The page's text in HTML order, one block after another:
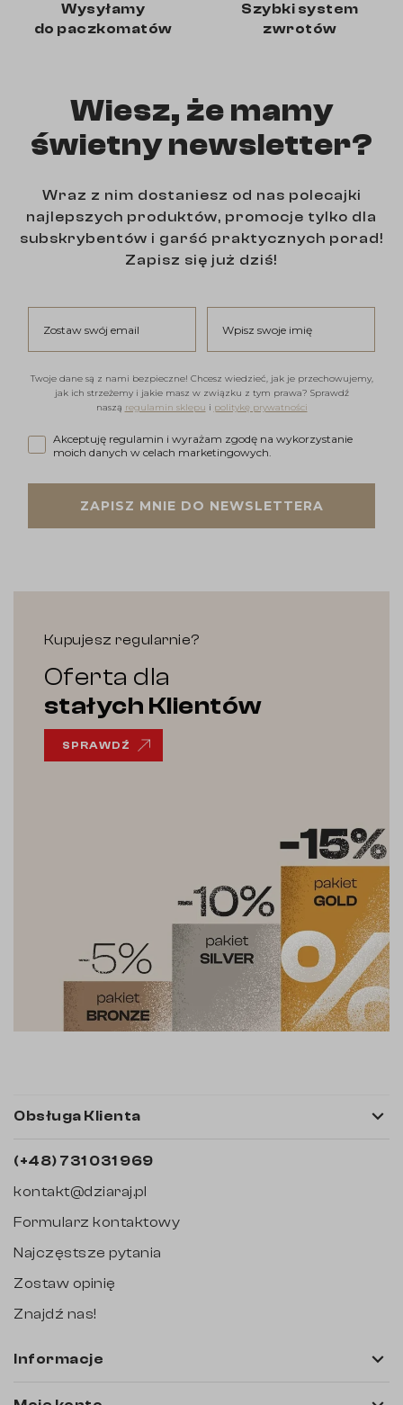
Wysyłamy
do paczkomatów
Szybki system
zwrotów
Wiesz, że mamy
świetny newsletter?
Wraz z nim dostaniesz od nas polecajki
najlepszych produktów, promocje tylko dla
subskrybentów i garść praktycznych porad!
Zapisz się już dziś!
Twoje dane są z nami bezpieczne! Chcesz wiedzieć, jak je przechowujemy,
jak ich strzeżemy i jakie masz w związku z tym prawa? Sprawdź
naszą regulamin sklepu i politykę prywatności
Akceptuję regulamin i wyrażam zgodę na wykorzystanie
Akceptuję regulamin i wyrażam zgodę na wykorzystanie
moich danych w celach marketingowych.
ZAPISZ MNIE DO NEWSLETTERA
Kupujesz regularnie?
Oferta dla
stałych Klientów
SPRAWDŹ
Obsługa Klienta 
(+48) 731 031 969
kontakt@dziaraj.pl
Formularz kontaktowy
Najczęstsze pytania
Zostaw opinię
Znajdź nas!
Informacje 